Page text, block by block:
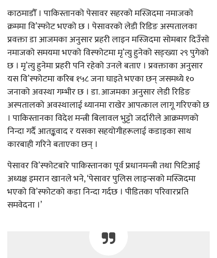
काठमाडौँ । पाकिस्तानको पेसावर सहरको मस्जिदमा नमाजको
क्रममा वि’स्फोट भएको छ । पेसावरको लेडी रिडिङ अस्पतालका
प्रवक्ता डा‍ आजमका अनुसार प्रहरी लाइन मस्जिदमा सोमबार दिउँसो
नमाजको समयमा भएको विस्फोटमा मृ’त्यु हुनेको सङ्ख्या २९ पुगेको
छ । मृ’त्यु हुनेमा प्रहरी पनि रहेको उनले बताए । प्रवक्ताका अनुसार
यस वि’स्फोटमा करिब १५८ जना घाइते भएका छन् जसमध्ये १०
जनाको अवस्था गम्भीर छ । डा. आजमका अनुसार लेडी रिडिङ
अस्पतालको अवस्थालाई ध्यानमा राखेर आपत्काल लागू गरिएको छ
। पाकिस्तानका विदेश मन्त्री बिलावल भुट्टो जर्दारीले आक्रमणको
निन्दा गर्दै आतङ्कवाद र यसका सहयोगीहरूलाई कडाइका साथ
कारबाही गरिने बताएका छन् ।
पेसावर वि’स्फोटबारे पाकिस्तानका पूर्व प्रधानमन्त्री तथा पिटिआई
अध्यक्ष इमरान खानले भने, ‘पेसावर पुलिस लाइन्सको मस्जिदमा
भएको वि’स्फोटको कडा निन्दा गर्दछ । पीडितका परिवारप्रति
समवेदना ।’